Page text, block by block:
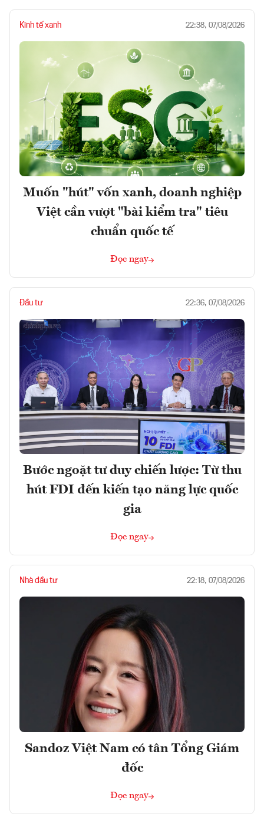
Kinh tế xanh 22:38, 07/08/2026
Muốn "hút" vốn xanh, doanh nghiệp
Việt cần vượt "bài kiểm tra" tiêu
chuẩn quốc tế
Đọc ngay
Đầu tư 22:36, 07/08/2026
Bước ngoặt tư duy chiến lược: Từ thu
hút FDI đến kiến tạo năng lực quốc
gia
Đọc ngay
Nhà đầu tư 22:18, 07/08/2026
Sandoz Việt Nam có tân Tổng Giám
đốc
Đọc ngay